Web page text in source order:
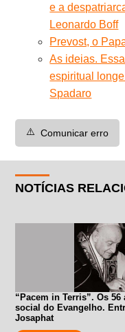
e a
Leonardo Boff
Prevost, o
As ideias.
espiritual
Spadaro
⚠️ Comunicar erro
NOTÍCIAS
“Pacem in Terris”. Os
social do Evangelho.
Josaphat